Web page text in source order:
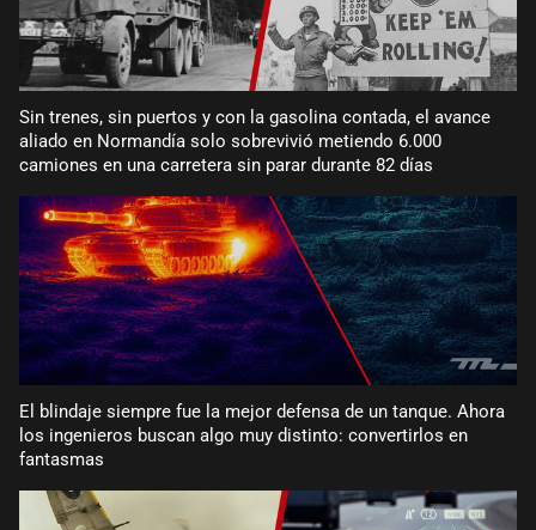
Sin trenes, sin puertos y con la gasolina contada, el avance
aliado en Normandía solo sobrevivió metiendo 6.000
camiones en una carretera sin parar durante 82 días
El blindaje siempre fue la mejor defensa de un tanque. Ahora
los ingenieros buscan algo muy distinto: convertirlos en
fantasmas